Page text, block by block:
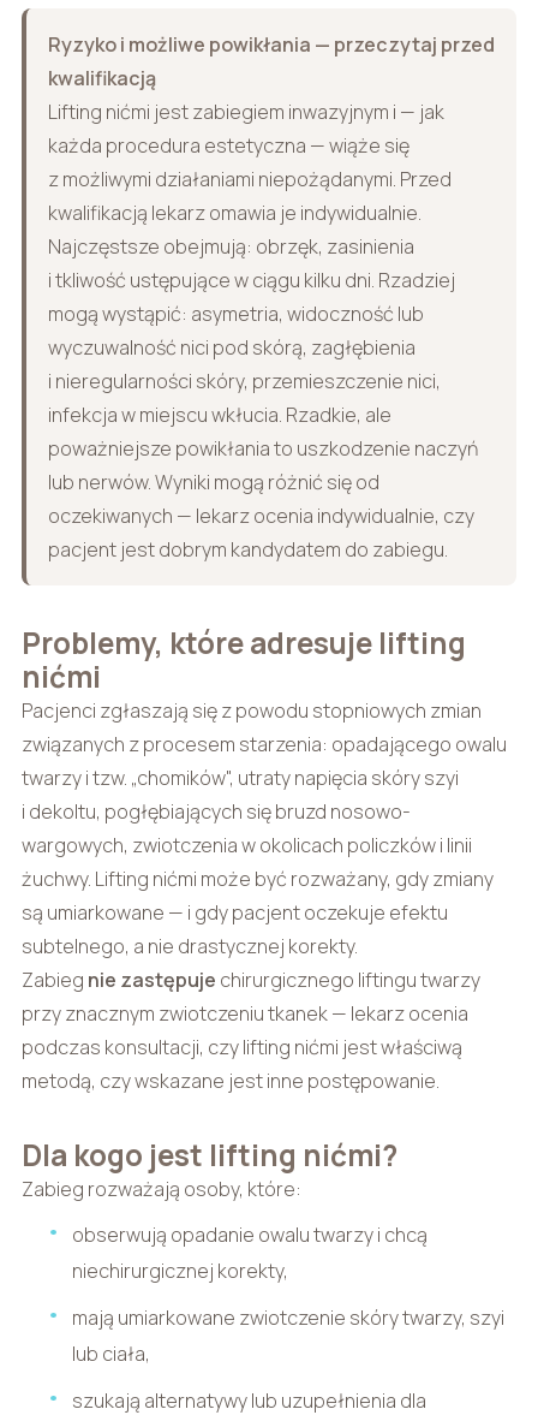
Ryzyko i możliwe powikłania — przeczytaj przed
kwalifikacją
Lifting nićmi jest zabiegiem inwazyjnym i — jak
każda procedura estetyczna — wiąże się
z możliwymi działaniami niepożądanymi. Przed
kwalifikacją lekarz omawia je indywidualnie.
Najczęstsze obejmują: obrzęk, zasinienia
i tkliwość ustępujące w ciągu kilku dni. Rzadziej
mogą wystąpić: asymetria, widoczność lub
wyczuwalność nici pod skórą, zagłębienia
i nieregularności skóry, przemieszczenie nici,
infekcja w miejscu wkłucia. Rzadkie, ale
poważniejsze powikłania to uszkodzenie naczyń
lub nerwów. Wyniki mogą różnić się od
oczekiwanych — lekarz ocenia indywidualnie, czy
pacjent jest dobrym kandydatem do zabiegu.
Problemy, które adresuje lifting
nićmi
Pacjenci zgłaszają się z powodu stopniowych zmian
związanych z procesem starzenia: opadającego owalu
twarzy i tzw. „chomików", utraty napięcia skóry szyi
i dekoltu, pogłębiających się bruzd nosowo-
wargowych, zwiotczenia w okolicach policzków i linii
żuchwy. Lifting nićmi może być rozważany, gdy zmiany
są umiarkowane — i gdy pacjent oczekuje efektu
subtelnego, a nie drastycznej korekty.
Zabieg nie zastępuje chirurgicznego liftingu twarzy
przy znacznym zwiotczeniu tkanek — lekarz ocenia
podczas konsultacji, czy lifting nićmi jest właściwą
metodą, czy wskazane jest inne postępowanie.
Dla kogo jest lifting nićmi?
Zabieg rozważają osoby, które:
obserwują opadanie owalu twarzy i chcą
niechirurgicznej korekty,
mają umiarkowane zwiotczenie skóry twarzy, szyi
lub ciała,
szukają alternatywy lub uzupełnienia dla